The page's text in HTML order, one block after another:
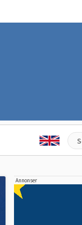
Annonser